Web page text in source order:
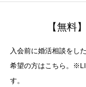
【無料
入会前に婚活相談をし
希望の方はこちら。
す。